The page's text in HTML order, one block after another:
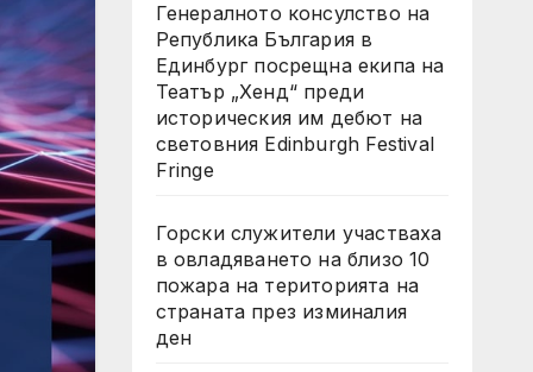
Генералното консулство на
Република България в
Единбург посрещна екипа на
Театър „Хенд“ преди
историческия им дебют на
световния Edinburgh Festival
Fringe
Горски служители участваха
в овладяването на близо 10
пожара на територията на
страната през изминалия
ден